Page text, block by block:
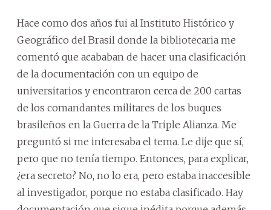
Hace como dos años fui al Instituto Histórico y
Geográfico del Brasil donde la bibliotecaria me
comentó que acababan de hacer una clasificación
de la documentación con un equipo de
universitarios y encontraron cerca de 200 cartas
de los comandantes militares de los buques
brasileños en la Guerra de la Triple Alianza. Me
preguntó si me interesaba el tema. Le dije que sí,
pero que no tenía tiempo. Entonces, para explicar,
¿era secreto? No, no lo era, pero estaba inaccesible
al investigador, porque no estaba clasificado. Hay